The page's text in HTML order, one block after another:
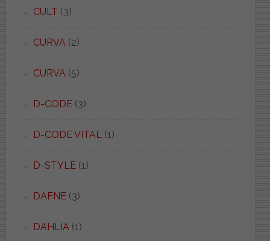
CULT (3)
CURVA(2)
CURVA(5)
D-CODE(3)
D-CODE VITAL(1)
D-STYLE(1)
DAFNE(3)
DAHLIA(1)